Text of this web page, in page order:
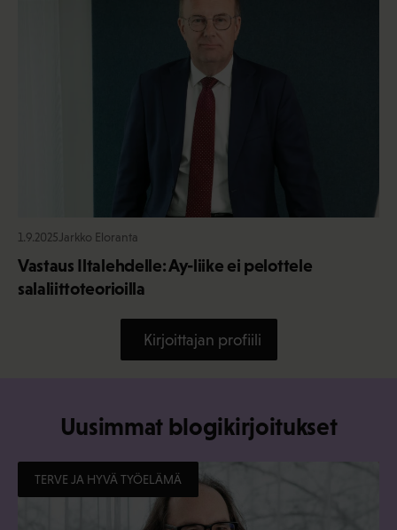
1.9.2025Jarkko Eloranta
Vastaus Iltalehdelle: Ay-liike ei pelottele
salaliittoteorioilla
Kirjoittajan profiili
Uusimmat blogikirjoitukset
TERVE JA HYVÄ TYÖELÄMÄ